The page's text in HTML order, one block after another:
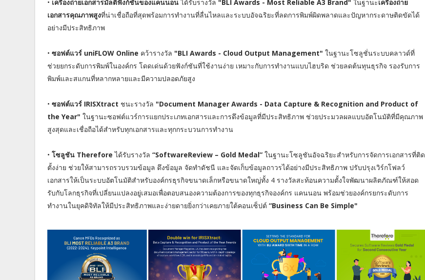
• เครื่องถ่ายเอกสารมัลติฟังก์ชั่นของแคนนอนได้รับรางวัล "BLI Awards - Most Reliable A3 Brand" ในฐานะเครื่องถ่าย
เอกสารคุณภาพสูงที่น่าเชื่อถือที่สุดพร้อมการทำงานที่ลื่นไหลและระบบอัจฉริยะที่ลดการพิมพ์ผิดพลาดและปัญหากระดาษติดขัดได้
อย่างมีประสิทธิภาพ
• ซอฟต์แวร์ uniFLOW Online คว้ารางวัล "BLI Awards - Cloud Output Management" ในฐานะโซลูชั่นระบบคลาวด์ที่
ช่วยยกระดับการพิมพ์ในองค์กร โดดเด่นด้วยฟังก์ชันที่ใช้งานง่าย เหมาะกับการทำงานแบบไฮบริด ช่วยลดต้นทุนธุรกิจ รองรับการ
พิมพ์และสแกนที่หลากหลายและมีความปลอดภัยสูง
• ซอฟต์แวร์ IRISXtract ชนะรางวัล "Document Manager Awards - Data Capture & Recognition and Product of
the Year" ในฐานะซอฟต์แวร์การแยกประเภทเอกสารและการดึงข้อมูลที่มีประสิทธิภาพ ช่วยประมวลผลแบบอัตโนมัติที่มีคุณภาพ
สูงสุดและเชื่อถือได้สำหรับทุกเอกสารและทุกกระบวนการทำงาน
• โซลูชัน Thereforeได้รับรางวัล “SoftwareReview – Gold Medal” ในฐานะโซลูชันอัจฉริยะสำหรับการจัดการเอกสารที่ติด
ตั้งง่าย ช่วยให้สามารถรวบรวมข้อมูล ดึงข้อมูล จัดทำดัชนี และจัดเก็บข้อมูลถาวรได้อย่างมีประสิทธิภาพ ปรับปรุงเวิร์กโฟลว์
เอกสารให้เป็นระบบอัตโนมัติสำหรับองค์กรธุรกิจขนาดเล็กหรือขนาดใหญ่ทั้ง 4 รางวัลสะท้อนความตั้งใจพัฒนาผลิตภัณฑ์ให้สอด
รับกับโลกธุรกิจที่เปลี่ยนแปลงอยู่เสมอเพื่อตอบสนองความต้องการของทุกธุรกิจองค์กร แคนนอน พร้อมช่วยองค์กรยกระดับการ
ทำงานในยุคดิจิทัลให้มีประสิทธิภาพและง่ายดายยิ่งกว่าเคยภายใต้คอนเซ็ปต์ “Business Can Be Simple"